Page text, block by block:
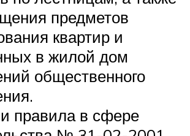
предметов
квартир и
в жилой дом
общественного
правила в сфере